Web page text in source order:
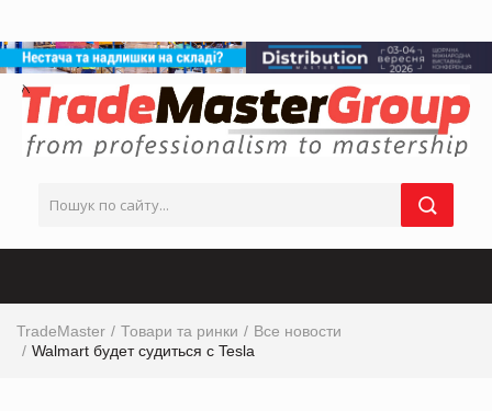
TradeMaster Товари та ринки
Все новости
Walmart будет судиться с Tesla